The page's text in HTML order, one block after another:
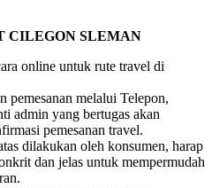
CILEGON SLEMAN
online untuk rute travel di
pemesanan melalui Telepon,
admin yang bertugas akan
pemesanan travel.
dilakukan oleh konsumen, harap
dan jelas untuk mempermudah